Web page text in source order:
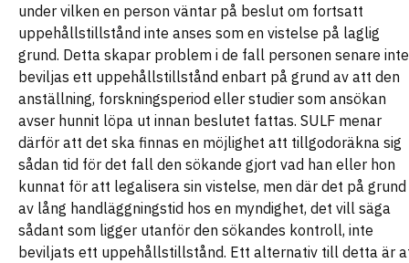
under vilken en person väntar på beslut om fortsatt
uppehållstillstånd inte anses som en vistelse på laglig
grund. Detta skapar problem i de fall personen senare inte
beviljas ett uppehållstillstånd enbart på grund av att den
anställning, forskningsperiod eller studier som ansökan
avser hunnit löpa ut innan beslutet fattas. SULF menar
därför att det ska finnas en möjlighet att tillgodoräkna sig
sådan tid för det fall den sökande gjort vad han eller hon
kunnat för att legalisera sin vistelse, men där det på grund
av lång handläggningstid hos en myndighet, det vill säga
sådant som ligger utanför den sökandes kontroll, inte
beviljats ett uppehållstillstånd. Ett alternativ till detta är